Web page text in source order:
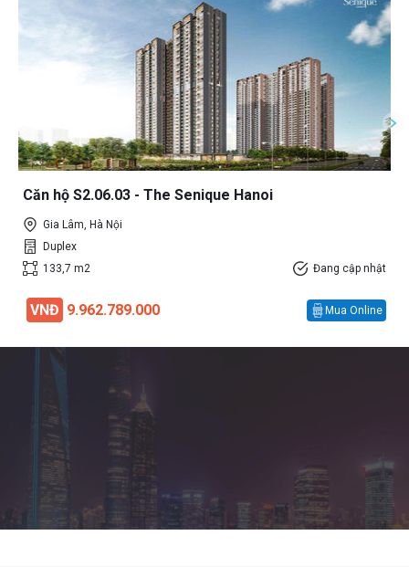
Căn hộ S2.06.03 - The Senique Hanoi
Gia Lâm, Hà Nội
Duplex
133,7 m2
Đang cập nhật
VNĐ 9.962.789.000 Mua Online